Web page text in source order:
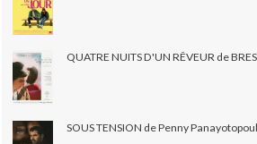
QUATRE NUITS D'UN RÊVEUR de
SOUS TENSION de Penny